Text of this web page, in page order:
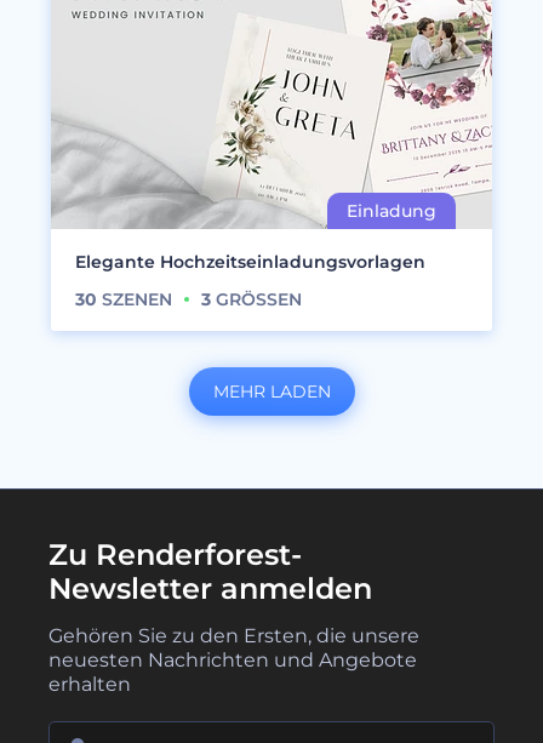
Elegante Hochzeitseinladungsvorlagen
30 SZENEN 3 GRÖSSEN
MEHR LADEN
Zu Renderforest-
Newsletter anmelden
Gehören Sie zu den Ersten, die unsere
neuesten Nachrichten und Angebote
erhalten